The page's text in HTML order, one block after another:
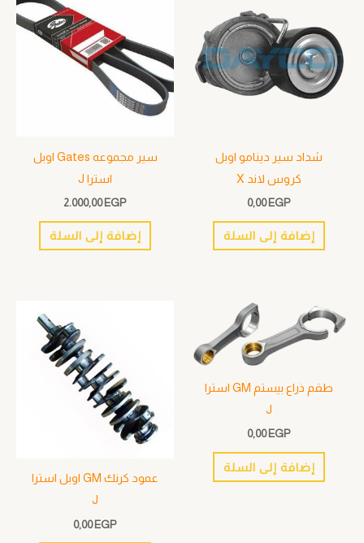
شداد سير دينامو اوبل
كروس لاند X
0,00 EGP
إضافة إلى السلة
سير مجموعه Gates اوبل
استرا J
2.000,00 EGP
إضافة إلى السلة
طقم ذراع بيستم GM استرا
J
0,00 EGP
إضافة إلى السلة
عمود كرنك GM اوبل استرا
J
0,00EGP